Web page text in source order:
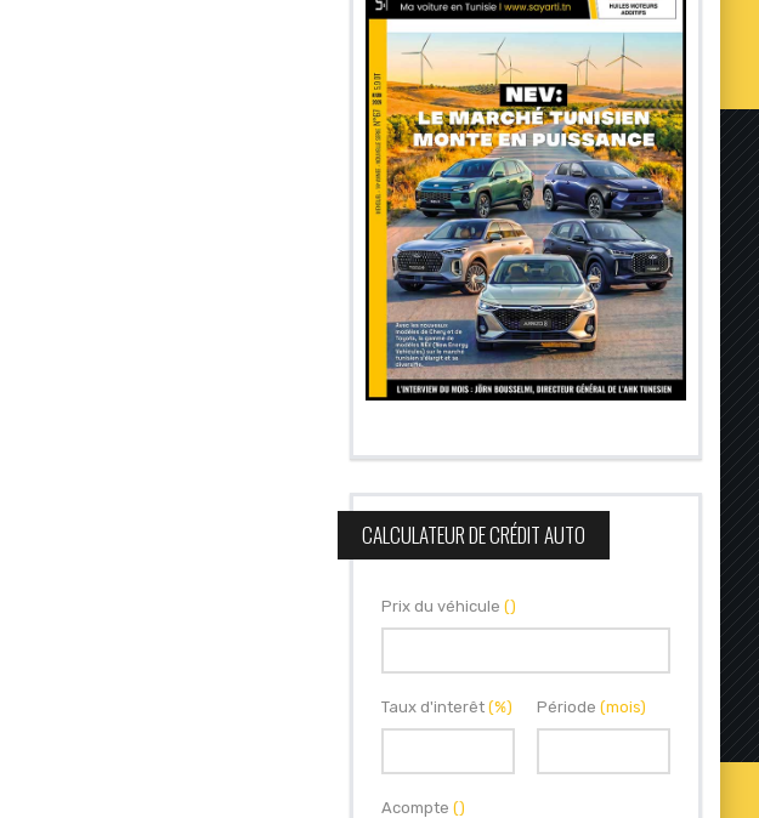
CALCULATEUR DE CRÉDIT AUTO
Prix du véhicule ()
Taux d'interêt (%) Période (mois)
Acompte ()